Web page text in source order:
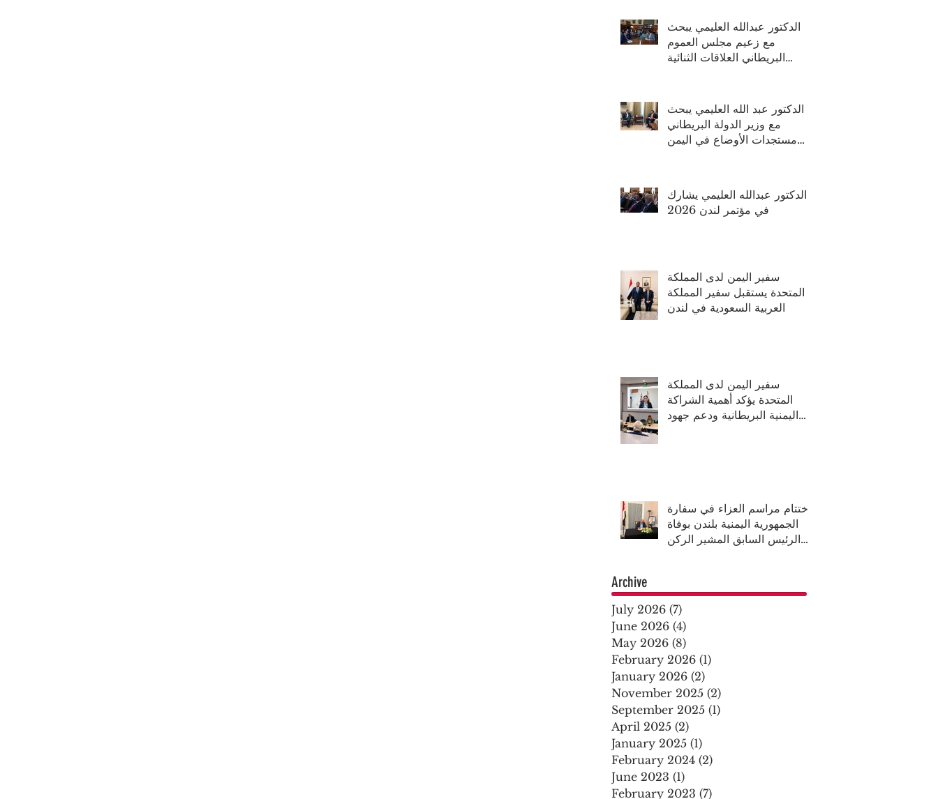
الدكتور عبدالله العليمي يبحث
مع زعيم مجلس العموم
البريطاني العلاقات الثنائية
الدكتور عبد الله العليمي يبحث
مع وزير الدولة البريطاني
مستجدات الأوضاع في اليمن
الدكتور عبدالله العليمي يشارك
في مؤتمر لندن 2026
سفير اليمن لدى المملكة
المتحدة يستقبل سفير المملكة
العربية السعودية في لندن
سفير اليمن لدى المملكة
المتحدة يؤكد أهمية الشراكة
اليمنية البريطانية ودعم جهود
اختتام مراسم العزاء في سفارة
الجمهورية اليمنية بلندن بوفاة
الرئيس السابق المشير الركن
Archive
July 2026 (7)
June 2026 (4)
May 2026 (8)
February 2026 (1)
January 2026 (2)
November 2025 (2)
September 2025 (1)
April 2025 (2)
January 2025 (1)
February 2024 (2)
June 2023 (1)
February 2023 (7)